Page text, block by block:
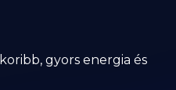
gyors energia és